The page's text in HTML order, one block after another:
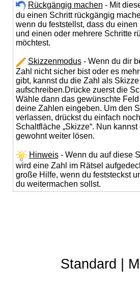
Rückgängig machen - Mit
du einen Schritt rückgängig
wenn du feststellst, dass du
und einen oder mehrere Schritte
möchtest.
Skizzenmodus- Wenn du dir
Zahl nicht sicher bist oder es
gibt, kannst du die Zahl als Skizze
aufschreiben.Drücke zuerst die
Wähle dann das gewünschte
deine Zahlen eingeben. Um den
verlassen, drückst du einfach
Schaltfläche „Skizze“. Nun
gewohnt weiter lösen.
Hinweis- Wenn du auf diese
wird eine Zahl im Rätsel
große Hilfe, wenn du feststeckst
du weitermachen sollst.
Standard